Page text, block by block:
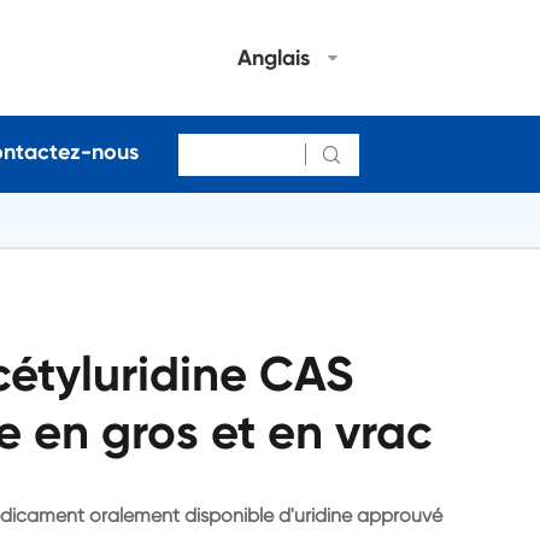
Anglais
nous 
CAS
en gros et en vrac
oralement disponible d'uridine approuvé